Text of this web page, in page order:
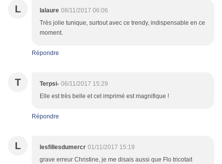
L lalaure 08/11/2017 06:06
Très jolie tunique, surtout avec ce trendy, indispensable en ce
moment.
Répondre
T Terpsi- 06/11/2017 15:29
Elle est très belle et cet imprimé est magnifique !
Répondre
L lesfillesdumercr 01/11/2017 15:19
grave erreur Christine, je me disais aussi que Flo tricotait